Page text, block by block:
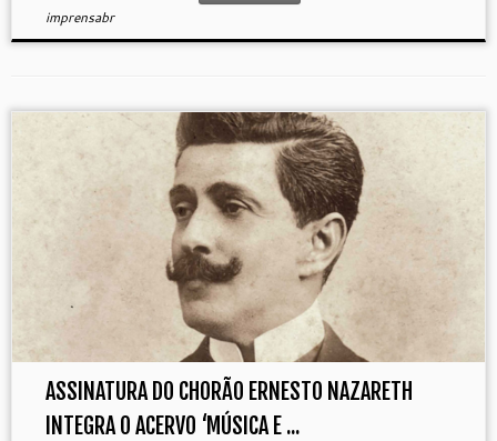
imprensabr
ASSINATURA DO CHORÃO ERNESTO NAZARETH
INTEGRA O ACERVO ‘MÚSICA E ...